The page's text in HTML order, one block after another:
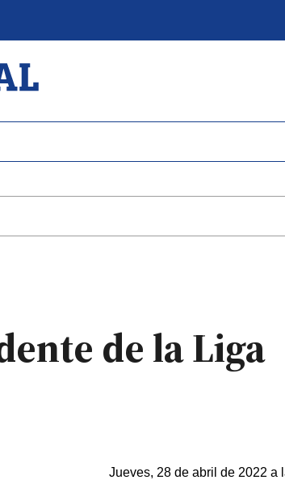
de la Liga
Jueves, 28 de abril de 2022 a